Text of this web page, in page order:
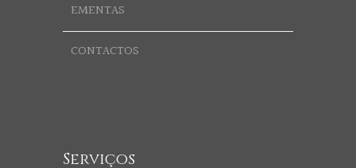
EMENTAS
CONTACTOS
Serviços